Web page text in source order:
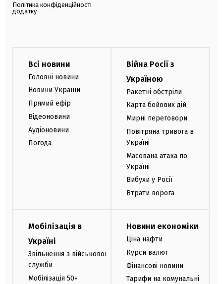
Політика конфіденційності
додатку
Всі новини
Головні новини
Новини України
Прямий ефір
Відеоновини
Аудіоновини
Погода
Війна Росії з
Україною
Ракетні обстріли
Карта бойових дій
Мирні переговори
Повітряна тривога в
Україні
Масована атака по
Україні
Вибухи у Росії
Втрати ворога
Мобілізація в
Україні
Звільнення з військової
служби
Мобілізація 50+
Новини економіки
Ціна нафти
Курси валют
Фінансові новини
Тарифи на комунальні